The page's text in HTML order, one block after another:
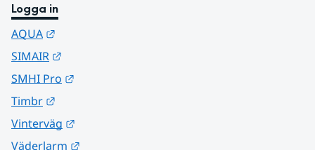
Logga in
AQUA
SIMAIR
SMHI Pro
Timbr
Vinterväg
Väderlarm